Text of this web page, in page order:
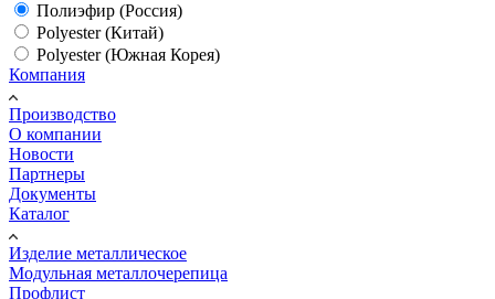
Полиэфир (Россия)
Polyester (Китай)
Polyester (Южная Корея)
Компания
Производство
О компании
Новости
Партнеры
Документы
Каталог
Изделие металлическое
Модульная металлочерепица
Профлист